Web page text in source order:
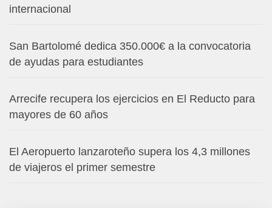
internacional
San Bartolomé dedica 350.000€ a la convocatoria
de ayudas para estudiantes
Arrecife recupera los ejercicios en El Reducto para
mayores de 60 años
El Aeropuerto lanzaroteño supera los 4,3 millones
de viajeros el primer semestre